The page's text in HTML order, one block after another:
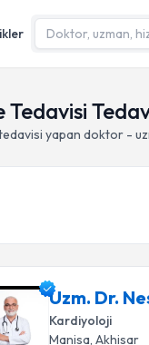
Tedavisi
yapan doktor -
Uzm. Dr.
Kardiyoloji
Manisa,Akhisar